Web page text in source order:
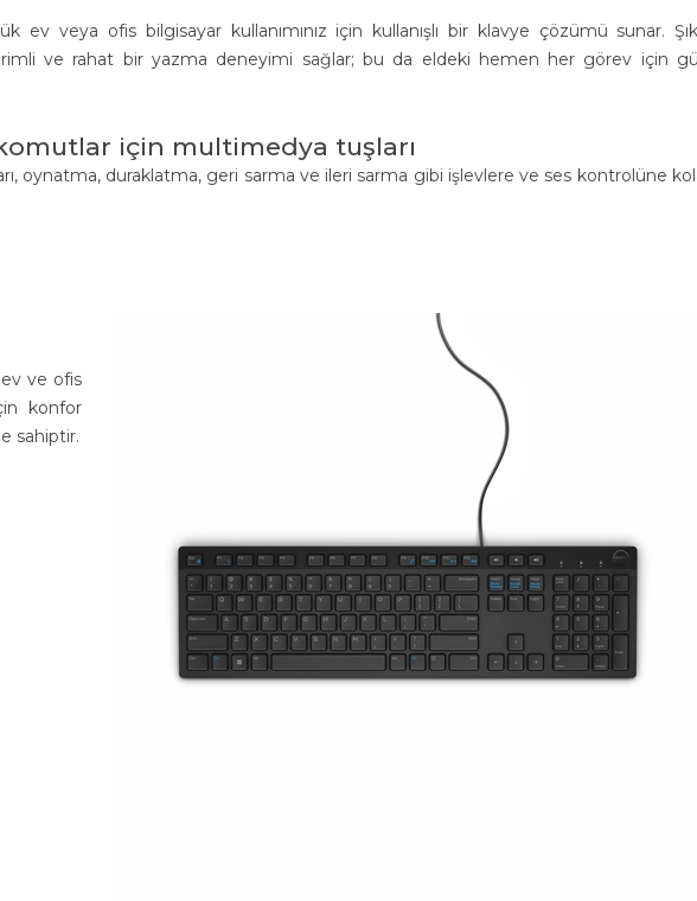
ev veya ofis bilgisayar kullanımınız için kullanışlı bir klavye çözümü sunar.
ve rahat bir yazma deneyimi sağlar; bu da eldeki hemen her görev için
komutlar için multimedya tuşları
oynatma, duraklatma, geri sarma ve ileri sarma gibi işlevlere ve ses kontrolüne
ve ofis
konfor
sahiptir.